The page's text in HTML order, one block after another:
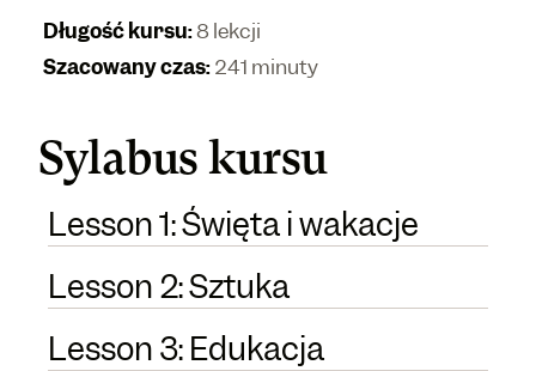
Długość kursu:8 lekcji
Szacowany czas:241 minuty
Sylabus kursu
Lesson 1: Święta i wakacje
Lesson 2: Sztuka
Lesson 3: Edukacja